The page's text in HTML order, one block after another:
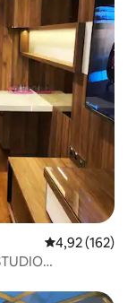
4,92 de uma
4,92 (162)